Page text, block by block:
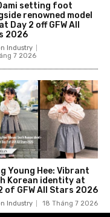
setting foot
renowned model
Day 2 off GFW All
2026
Industry
7 2026
Young Hee: Vibrant
Korean identity at
of GFW All Stars 2026
Industry 18 Tháng 7 2026